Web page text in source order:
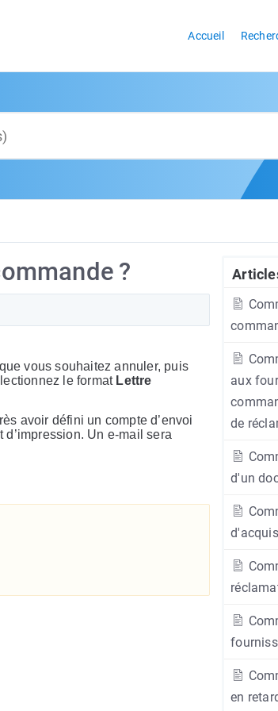
Accueil
aux
de
d'un
en
?
vous souhaitez annuler, puis
le format Lettre
avoir défini un compte d’envoi
d’impression. Un e-mail sera